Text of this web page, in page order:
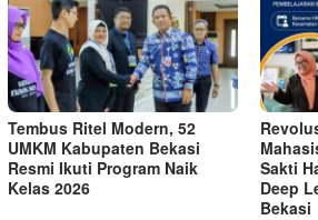
Tembus Ritel Modern, 52
UMKM Kabupaten Bekasi
Resmi Ikuti Program Naik
Kelas 2026
Sakti
Deep
Bekasi